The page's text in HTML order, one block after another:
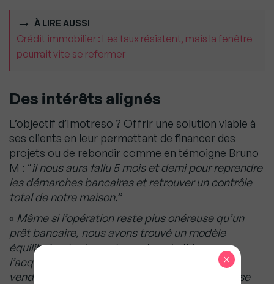
À LIRE AUSSI
Crédit immobilier : Les taux résistent, mais la fenêtre
pourrait vite se refermer
Des intérêts alignés
L’objectif d’Imotreso ? Offrir une solution viable à
ses clients en leur permettant de financer des
projets ou de rebondir comme en témoigne Bruno
M : “il nous aura fallu 5 mois et demi pour reprendre
les démarches bancaires et retrouver un contrôle
total de notre maison.”
« Même si l’opération reste plus onéreuse qu’un
prêt bancaire, nous avons trouvé un modèle
équilibré entre le rendement souhaité par
l’acquéreur et le coût supporté par le
vendeur.
L’objectif de l’acquéreur n’est pas de se
×